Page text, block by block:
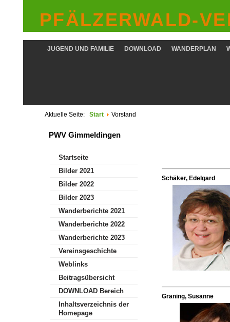
PFÄLZERWALD-
WANDERPLAN
DOWNLOAD
JUGEND UND FAMILIE
Aktuelle Seite: Start Vorstand
Schäker, Edelgard
Gräning, Susanne
PWV Gimmeldingen
Startseite
Bilder 2021
Bilder 2022
Bilder 2023
Wanderberichte 2021
Wanderberichte 2022
Wanderberichte 2023
Vereinsgeschichte
Weblinks
Beitragsübersicht
DOWNLOAD Bereich
Inhaltsverzeichnis der
Homepage